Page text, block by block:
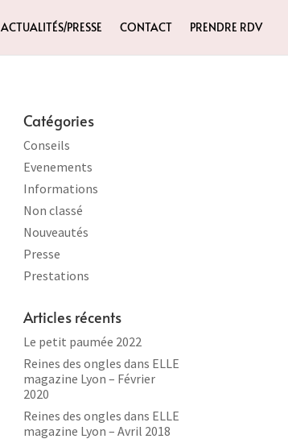
ACTUALITÉS/PRESSE CONTACT PRENDRE RDV
Catégories
Conseils
Evenements
Informations
Non classé
Nouveautés
Presse
Prestations
Articles récents
Le petit paumée 2022
Reines des ongles dans ELLE
magazine Lyon – Février
2020
Reines des ongles dans ELLE
magazine Lyon – Avril 2018